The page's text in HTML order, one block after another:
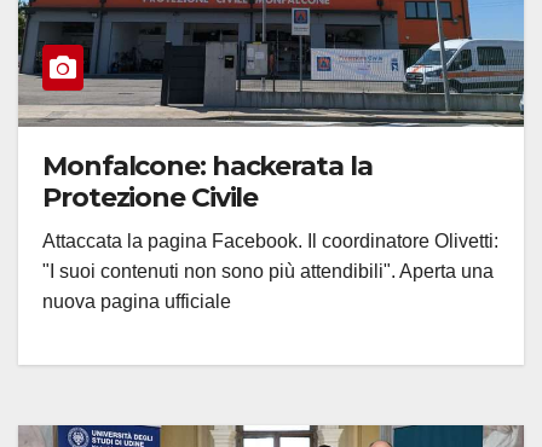
Monfalcone: hackerata la
Protezione Civile
Attaccata la pagina Facebook. Il coordinatore Olivetti:
"I suoi contenuti non sono più attendibili". Aperta una
nuova pagina ufficiale